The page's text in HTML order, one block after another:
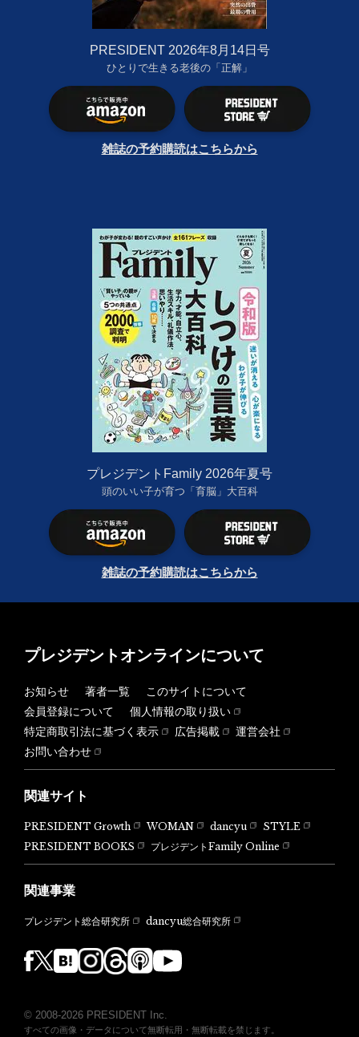
PRESIDENT 2026年8月14日号
ひとりで生きる老後の「正解」
雑誌の予約購読はこちらから
プレジデントFamily 2026年夏号
頭のいい子が育つ「育脳」大百科
雑誌の予約購読はこちらから
プレジデントオンラインについて
お知らせ 著者一覧
このサイトについて
会員登録について
個人情報の取り扱い
特定商取引法に基づく表示
広告掲載
運営会社
お問い合わせ
関連サイト
PRESIDENT Growth WOMAN dancyu
STYLE
PRESIDENT BOOKS
プレジデントFamily Online
関連事業
プレジデント総合研究所 dancyu総合研究所
© 2008-2026 PRESIDENT Inc.
すべての画像・データについて無断転用・無断転載を禁じます。